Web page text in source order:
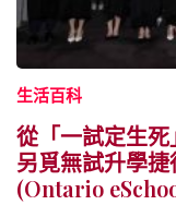
生活百科
從「一試定生
另覓無試升學
(Ontario